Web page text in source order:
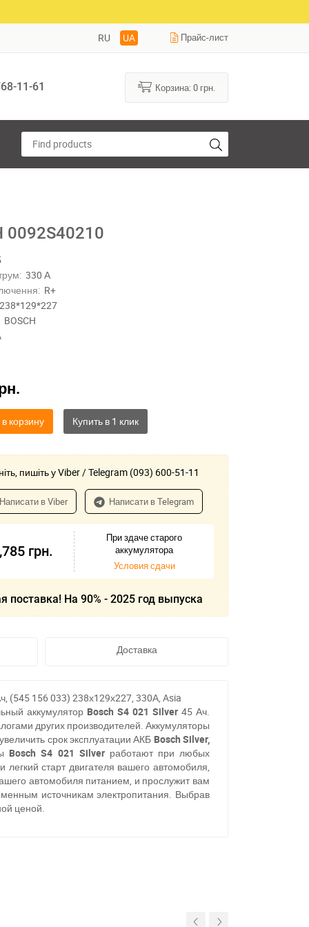
RU UA Прайс-лист
11-61 Корзина:0 грн.
0092S40210
330 А
R+
238*129*227
BOSCH
корзину
пишіть у Viber / Telegram (093) 600-51-11
Написати в Viber Написати в Telegram
грн.
При здаче старого
аккумулятора
Условия сдачи
поставка! На 90% - 2025 год выпуска
Доставка
(545 156 033) 238х129х227, 330А, Asia
аккумулятор Bosch S4 021 Silver 45 Ач.
других производителей. Аккумуляторы
срок эксплуатации АКБ Bosch Silver,
Bosch S4 021 Silver работают при любых
старт двигателя вашего автомобиля,
автомобиля питанием, и прослужит вам
источникам электропитания. Выбрав
ценой.